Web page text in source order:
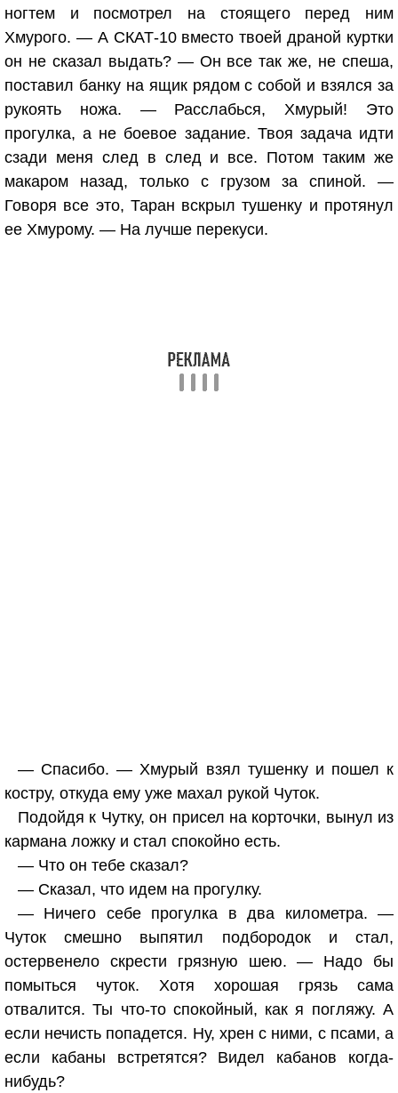
ногтем и посмотрел на стоящего перед ним
Хмурого. — А СКАТ-10 вместо твоей драной куртки
он не сказал выдать? — Он все так же, не спеша,
поставил банку на ящик рядом с собой и взялся за
рукоять ножа. — Расслабься, Хмурый! Это
прогулка, а не боевое задание. Твоя задача идти
сзади меня след в след и все. Потом таким же
макаром назад, только с грузом за спиной. —
Говоря все это, Таран вскрыл тушенку и протянул
ее Хмурому. — На лучше перекуси.
— Спасибо. — Хмурый взял тушенку и пошел к
костру, откуда ему уже махал рукой Чуток.
Подойдя к Чутку, он присел на корточки, вынул из
кармана ложку и стал спокойно есть.
— Что он тебе сказал?
— Сказал, что идем на прогулку.
— Ничего себе прогулка в два километра. —
Чуток смешно выпятил подбородок и стал,
остервенело скрести грязную шею. — Надо бы
помыться чуток. Хотя хорошая грязь сама
отвалится. Ты что-то спокойный, как я погляжу. А
если нечисть попадется. Ну, хрен с ними, с псами, а
если кабаны встретятся? Видел кабанов когда-
нибудь?